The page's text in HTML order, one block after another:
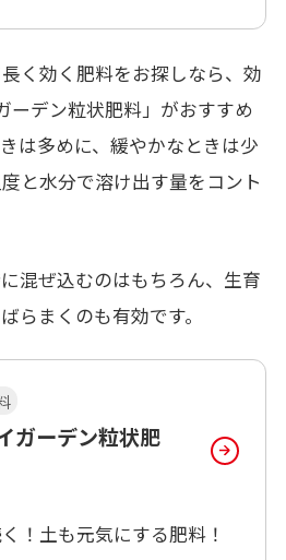
く効く肥料をお探しなら、効
ーデン粒状肥料」がおすすめ
は多めに、緩やかなときは少
と水分で溶け出す量をコント
混ぜ込むのはもちろん、生育
らまくのも有効です。
ガーデン粒状肥
！土も元気にする肥料！